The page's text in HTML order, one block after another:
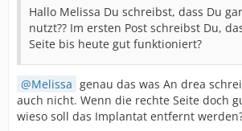
Hallo Melissa Du schreibst, dass Du
nutzt?? Im ersten Post schreibst Du,
Seite bis heute gut funktioniert?
Melissa genau das was An drea
auch nicht. Wenn die rechte Seite doch
wieso soll das Implantat entfernt